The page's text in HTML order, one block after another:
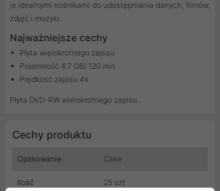
je idealnymi nośnikami do udostępniania danych, filmów,
zdjęć i muzyki.
Najważniejsze cechy
Płyta wielokrotnego zapisu
Pojemność 4.7 GB/ 120 min
Prędkość zapisu 4x
Płyta DVD-RW wielokrotnego zapisu.
Cechy produktu
Opakowanie Cake
Ilość 25 szt